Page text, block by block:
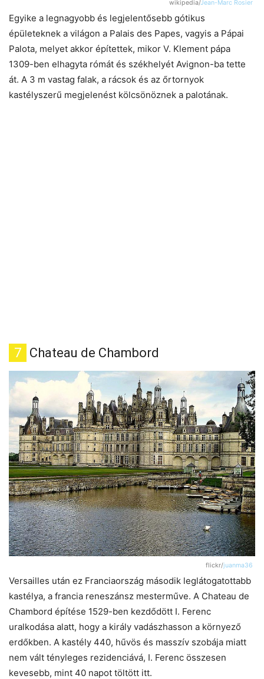
wikipedia/Jean-Marc Rosier
Egyike a legnagyobb és legjelentősebb gótikus
épületeknek a világon a Palais des Papes, vagyis a Pápai
Palota, melyet akkor építettek, mikor V. Klement pápa
1309-ben elhagyta rómát és székhelyét Avignon-ba tette
át. A 3 m vastag falak, a rácsok és az őrtornyok
kastélyszerű megjelenést kölcsönöznek a palotának.
7 Chateau de Chambord
flickr/juanma36
Versailles után ez Franciaország második leglátogatottabb
kastélya, a francia reneszánsz mesterműve. A Chateau de
Chambord építése 1529-ben kezdődött I. Ferenc
uralkodása alatt, hogy a király vadászhasson a környező
erdőkben. A kastély 440, hűvös és masszív szobája miatt
nem vált tényleges rezidenciává, I. Ferenc összesen
kevesebb, mint 40 napot töltött itt.